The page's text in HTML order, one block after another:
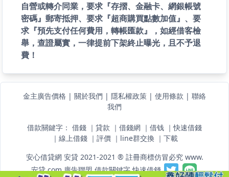
自營或轉介同業，要求『存摺、金融卡、網銀帳號
密碼』郵寄抵押、要求『超商購買點數加值』、要
求『預先支付任何費用，轉帳匯款』，如經借客檢
舉，查證屬實，一律提前下架終止曝光，且不予退
費！
金主廣告價格 | 關於我們 | 隱私權政策 | 使用條款 | 聯絡
我們
借款關鍵字： 借錢 ｜ 貸款 ｜ 借錢網 ｜ 借钱 ｜快速借錢
｜ 線上借錢｜ 評價｜ line群交換｜ 下載
安心借貸網 安貸 2021-2021 ® 註冊商標仿冒必究 www.
安貸.com廣告聯盟 借款關鍵字 快速借錢